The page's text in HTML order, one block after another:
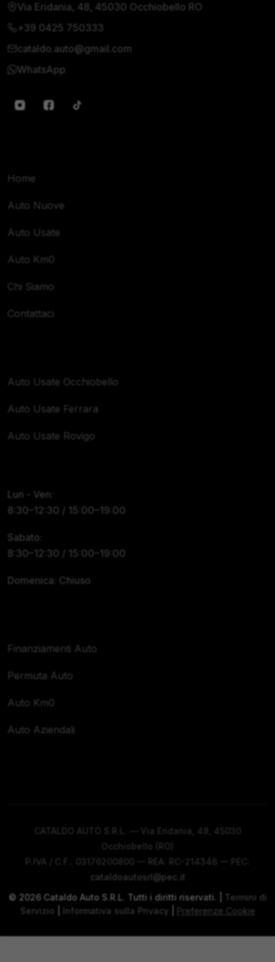
Via Eridania, 48, 45030 Occhiobello RO
+39 0425 750333
cataldo.auto@gmail.com
WhatsApp
Home
Auto Nuove
Auto Usate
Auto Km0
Chi Siamo
Contattaci
Auto Usate Occhiobello
Auto Usate Ferrara
Auto Usate Rovigo
Lun - Ven:
8:30–12:30 / 15:00–19:00
Sabato:
8:30–12:30 / 15:00–19:00
Domenica: Chiuso
Finanziamenti Auto
Permuta Auto
Auto Km0
Auto Aziendali
CATALDO AUTO S.R.L. — Via Eridania, 48, 45030
Occhiobello (RO)
P.IVA / C.F.: 03176200800 — REA: RC-214346 — PEC:
cataldoautosrl@pec.it
© 2026Cataldo Auto S.R.L. Tutti i diritti riservati. |
Termini di
Servizio
Informativa sulla Privacy Preferenze Cookie